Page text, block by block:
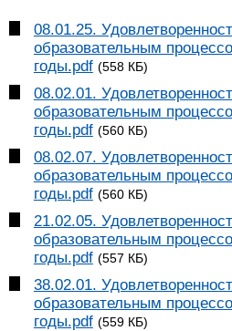
08.01.25.
образовательным
годы.pdf (558 КБ)
08.02.01.
образовательным
годы.pdf (560 КБ)
08.02.07.
образовательным
годы.pdf (560 КБ)
21.02.05.
образовательным
годы.pdf (557 КБ)
38.02.01.
образовательным
годы.pdf (559 КБ)